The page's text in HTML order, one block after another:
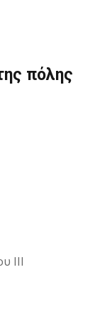
πόλης
ΙΙΙ